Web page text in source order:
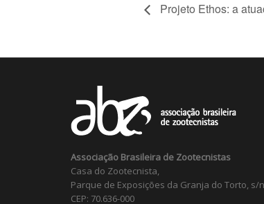
Projeto Ethos: a
Associação Brasileira de Zootecnistas
Casa do Zootecnista,
Parque de Exposições da Granja do Torto, s/n
CEP: 70.636-000